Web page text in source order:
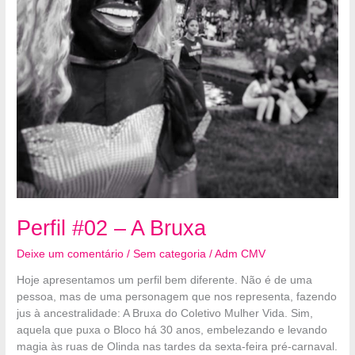
Perfil #02 – A Bruxa
Deixe um comentário /Sem categoria /Adm CMV
Hoje apresentamos um perfil bem diferente. Não é de uma
pessoa, mas de uma personagem que nos representa, fazendo
jus à ancestralidade: A Bruxa do Coletivo Mulher Vida. Sim,
aquela que puxa o Bloco há 30 anos, embelezando e levando
magia às ruas de Olinda nas tardes da sexta-feira pré-carnaval.